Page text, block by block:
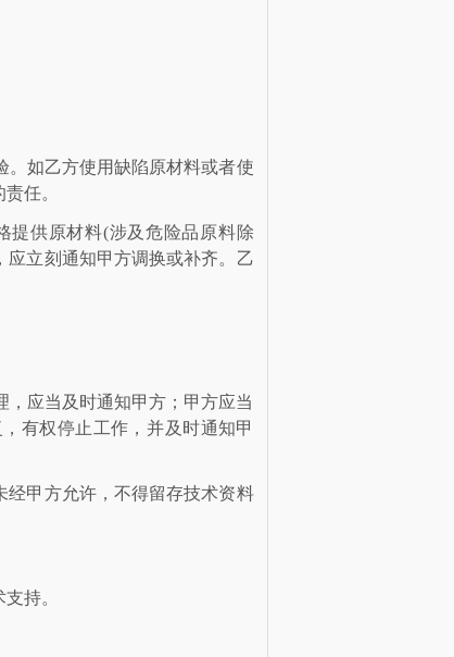
。如乙方使用缺陷原材料或者使
任。
提供原材料(涉及危险品原料除
，应立刻通知甲方调换或补齐。乙
应当及时通知甲方；甲方应当
停止工作，并及时通知甲
允许，不得留存技术资料
持。